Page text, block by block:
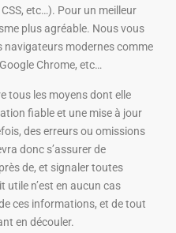
etc…). Pour un meilleur
plus agréable. Nous vous
navigateurs modernes comme
Chrome, etc…
tous les moyens dont elle
fiable et une mise à jour
des erreurs ou omissions
donc s’assurer de
de, et signaler toutes
utile n’est en aucun cas
ces informations, et de tout
en découler.